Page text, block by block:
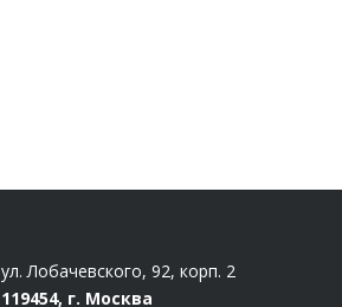
ул. Лобачевского, 92, корп. 2
119454, г. Москва